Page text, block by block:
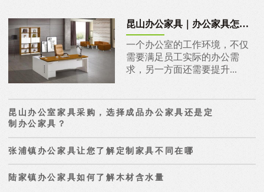
昆山办公家具｜办公家具怎么挑？
一个办公室的工作环境，不仅
需要满足员工实际的办公需
求，另一方面还需要提升...
昆山办公室家具采购，选择成品办公家具还是定
制办公家具？
张浦镇办公家具让您了解定制家具不同在哪
陆家镇办公家具如何了解木材含水量